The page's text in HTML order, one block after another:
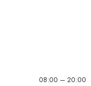
08:00 – 20:00